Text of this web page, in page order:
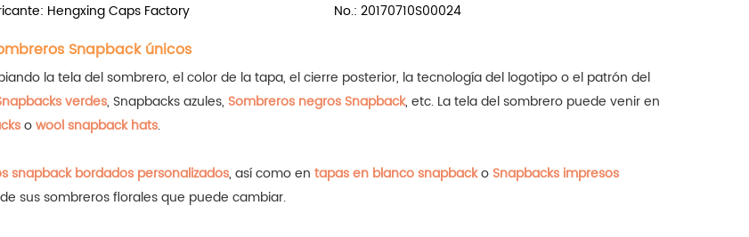
Hengxing Caps Factory No.: 20170710S00024
Snapback únicos
la tela del sombrero, el color de la tapa, el cierre posterior, la tecnología del logotipo o el patrón del
verdes, Snapbacks azules, Sombreros negros Snapback, etc. La tela del sombrero puede venir en
owool snapback hats.
snapback bordados personalizados, así como en tapas en blanco snapbacko Snapbacks impresos
sus sombreros florales que puede cambiar.